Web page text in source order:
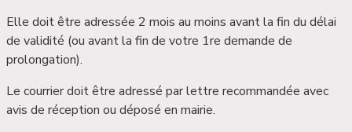
Elle doit être adressée 2 mois au moins avant la fin du délai
de validité (ou avant la fin de votre 1re demande de
prolongation).
Le courrier doit être adressé par lettre recommandée avec
avis de réception ou déposé en mairie.